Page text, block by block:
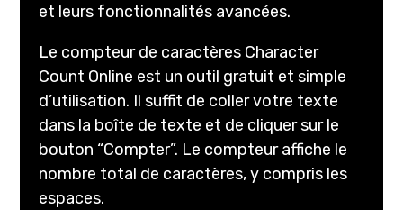
et leurs fonctionnalités avancées.
Le compteur de caractères Character
Count Online est un outil gratuit et simple
d’utilisation. Il suffit de coller votre texte
dans la boîte de texte et de cliquer sur le
bouton “Compter”. Le compteur affiche le
nombre total de caractères, y compris les
espaces.